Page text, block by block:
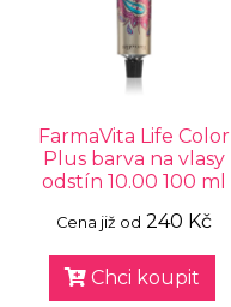
FarmaVita Life Color
Plus barva na vlasy
odstín 10.00 100 ml
Cena již od 240 Kč
Chci koupit